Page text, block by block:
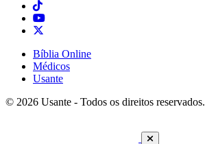
Bíblia Online
Médicos
Usante
© 2026 Usante - Todos os direitos reservados.